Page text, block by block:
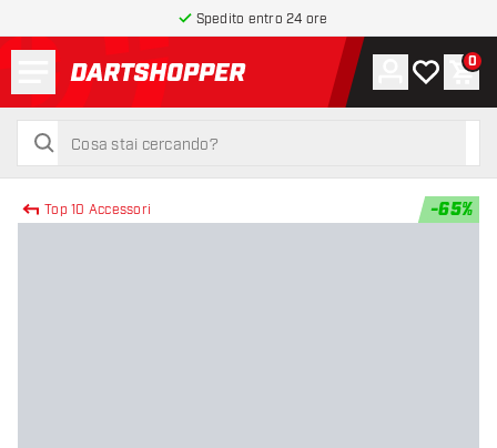
Spedito entro 24 ore
torna alla home page
cerca
cerca
Account
La mia0
Top 10 Accessori -65%